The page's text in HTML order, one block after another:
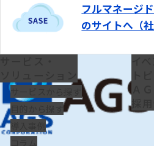
フルマネージ
のサイトへ（社
ソリューション
サービスから探す
目的から探す
導入事例
イ
Ａ